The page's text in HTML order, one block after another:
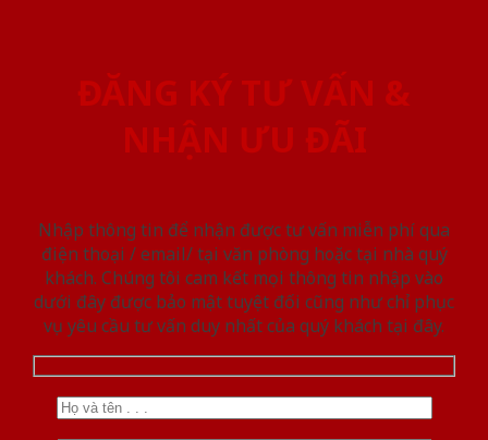
ĐĂNG KÝ TƯ VẤN &
NHẬN ƯU ĐÃI
Nhập thông tin để nhận được tư vấn miễn phí qua
điện thoại / email/ tại văn phòng hoặc tại nhà quý
khách. Chúng tôi cam kết mọi thông tin nhập vào
dưới đây được bảo mật tuyệt đối cũng như chỉ phục
vụ yêu cầu tư vấn duy nhất của quý khách tại đây.